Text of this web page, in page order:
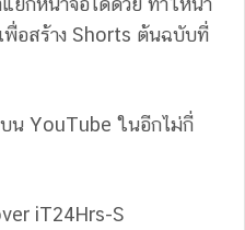
พื่อสร้าง Shorts ต้นฉบับที่
น YouTube ในอีกไม่กี่
iT24Hrs-S